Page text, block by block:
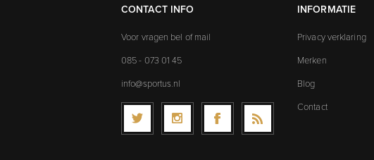
CONTACT INFO
Voor vragen bel of mail
085 - 073 01 45
info@sportus.nl
INFORMATIE
Privacy verklaring
Merken
Blog
Contact